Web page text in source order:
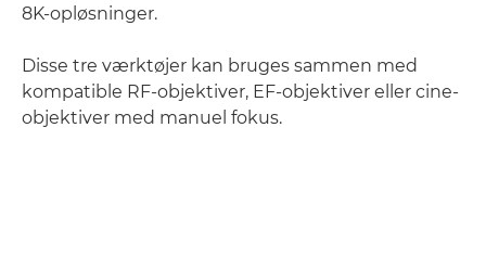
8K-opløsninger.
Disse tre værktøjer kan bruges sammen med
kompatible RF-objektiver, EF-objektiver eller cine-
objektiver med manuel fokus.